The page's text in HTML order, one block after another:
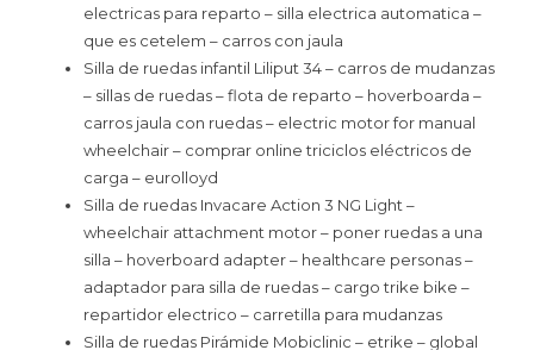
electricas para reparto – silla electrica automatica –
que es cetelem – carros con jaula
Silla de ruedas infantil Liliput 34 – carros de mudanzas
– sillas de ruedas – flota de reparto – hoverboarda –
carros jaula con ruedas – electric motor for manual
wheelchair – comprar online triciclos eléctricos de
carga – eurolloyd
Silla de ruedas Invacare Action 3 NG Light –
wheelchair attachment motor – poner ruedas a una
silla – hoverboard adapter – healthcare personas –
adaptador para silla de ruedas – cargo trike bike –
repartidor electrico – carretilla para mudanzas
Silla de ruedas Pirámide Mobiclinic – etrike – global